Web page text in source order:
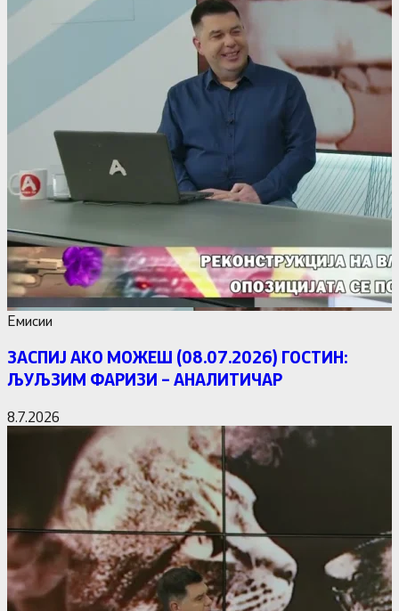
Емисии
ЗАСПИЈ АКО МОЖЕШ (08.07.2026) ГОСТИН:
ЉУЉЗИМ ФАРИЗИ – АНАЛИТИЧАР
8.7.2026